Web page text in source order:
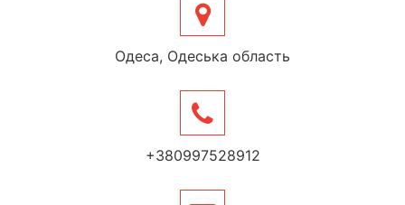
Одеса, Одеська область
+380997528912